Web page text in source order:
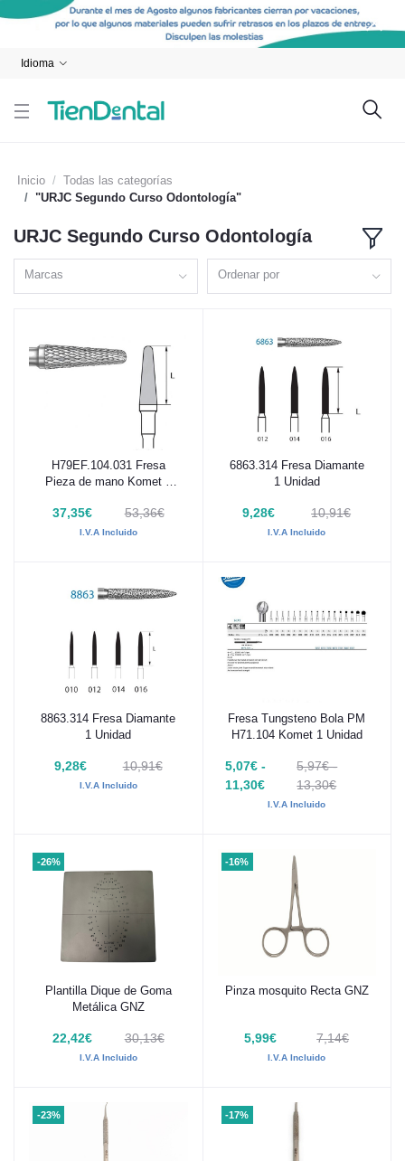
Idioma
Inicio
Todas las categorías
"URJC Segundo Curso Odontología"
URJC Segundo Curso Odontología
Marcas Ordenar por
Añadir al carrito
H79EF.104.031 Fresa
Pieza de mano Komet 1
37,35€ 53,36€
I.V.A Incluido
Añadir al carrito
6863.314 Fresa Diamante
1 Unidad
9,28€ 10,91€
I.V.A Incluido
Añadir al carrito
8863.314 Fresa Diamante
1 Unidad
9,28€ 10,91€
I.V.A Incluido
Añadir al carrito
Fresa Tungsteno Bola PM
H71.104 Komet 1 Unidad
5,07€ -
11,30€
5,97€ -
13,30€
I.V.A Incluido
-26%
Añadir al carrito
Plantilla Dique de Goma
Metálica GNZ
22,42€ 30,13€
I.V.A Incluido
-16%
Añadir al carrito
Pinza mosquito Recta GNZ
5,99€ 7,14€
I.V.A Incluido
-23% -17%